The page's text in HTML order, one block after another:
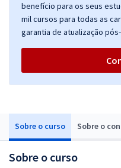
Sobre o curso Sobre o
Sobre o curso
benefício para os seus
mil cursos para todas as
garantia de atualização